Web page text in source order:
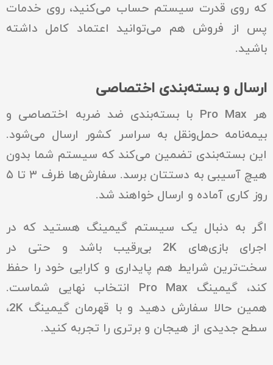
که روی قدرت سیستم حساب می‌کنید، روی خدمات
پس از فروش هم می‌توانید اعتماد کامل داشته
باشید.
ارسال و بسته‌بندی اختصاصی
هر Pro Max با بسته‌بندی ضد ضربه اختصاصی و
بیمه‌نامه حمل‌ونقل به سراسر کشور ارسال می‌شود.
این بسته‌بندی تضمین می‌کند که سیستم شما بدون
هیچ آسیبی به دستتان برسد. سفارش‌ها ظرف ۳ تا ۵
روز کاری آماده و ارسال خواهند شد.
اگر به دنبال یک سیستم گیمینگ هستید که در
اجرای بازی‌های 2K بی‌رقیب باشد و حتی در
سخت‌ترین شرایط هم پایداری و کارایی خود را حفظ
کند، گیمینگ Pro Max انتخاب نهایی شماست.
همین حالا سفارش دهید و با قهرمان گیمینگ 2K،
سطح جدیدی از هیجان و برتری را تجربه کنید.